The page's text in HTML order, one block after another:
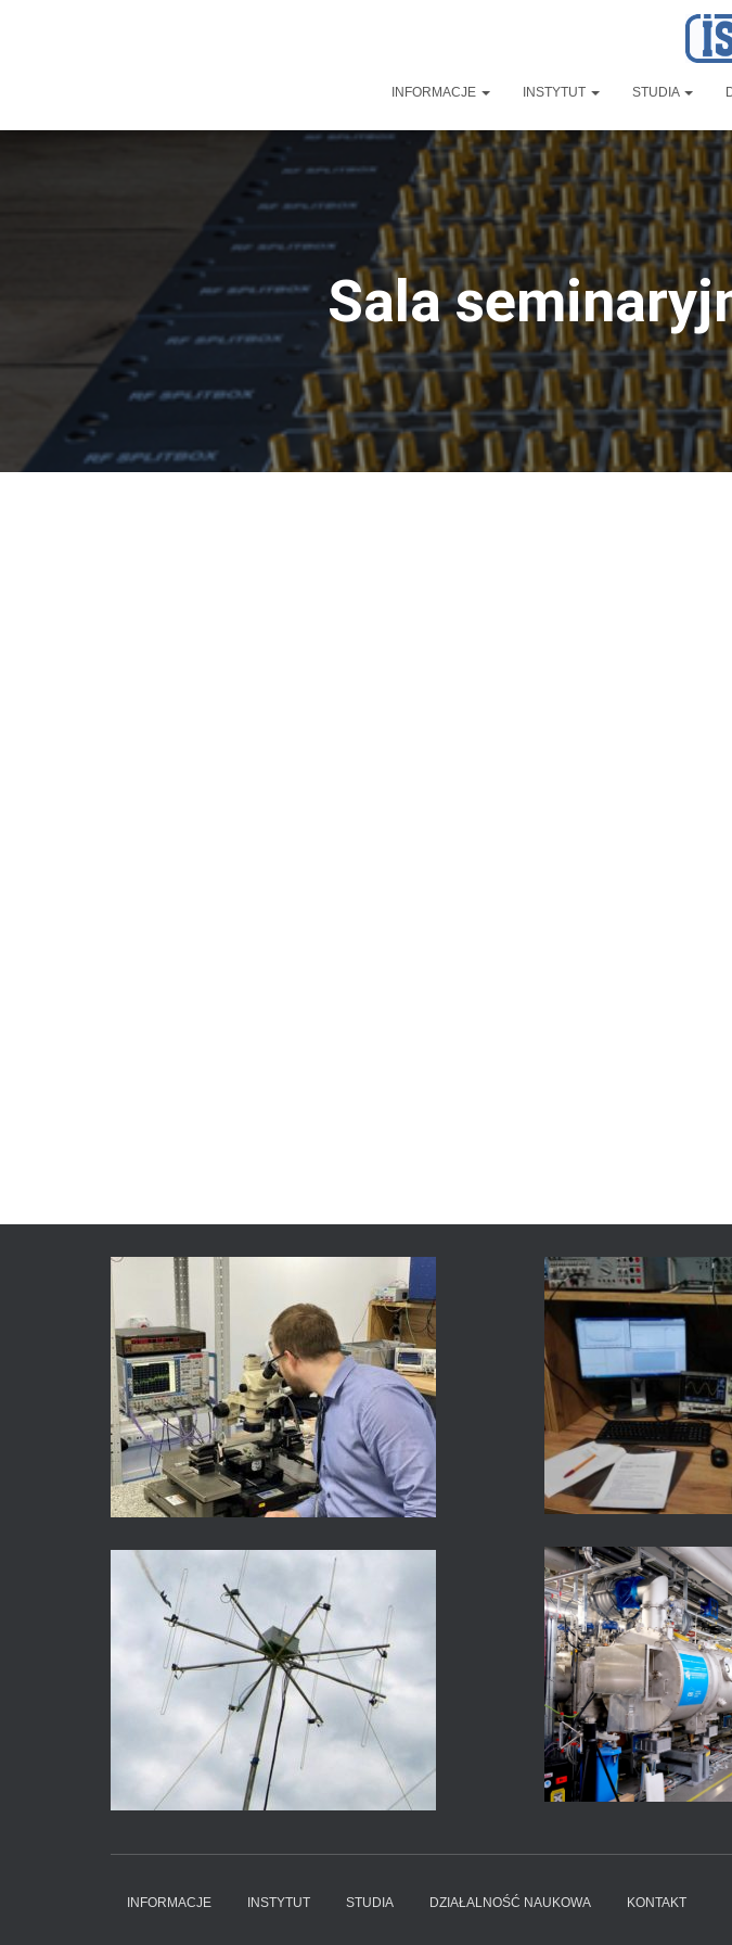
INFORMACJE INSTYTUT STUDIA
Sala
INFORMACJE INSTYTUT STUDIA DZIAŁALNOŚĆ NAUKOWA KONTAKT